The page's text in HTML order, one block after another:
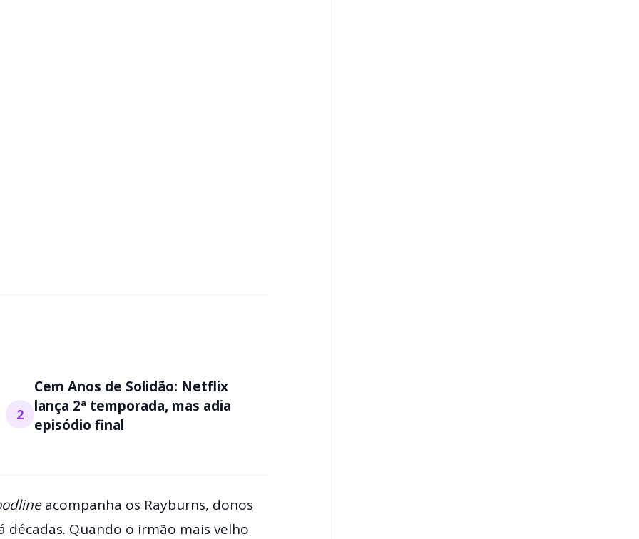
2
Cem Anos de Solidão: Netflix
lança 2ª temporada, mas adia
episódio final
acompanha os Rayburns, donos
Quando o irmão mais velho